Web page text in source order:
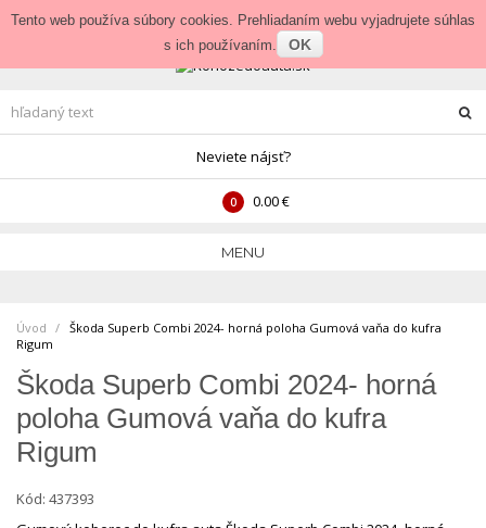
Prihlásenie • Veľkoobchod
Neviete nájsť?
0 0.00 €
MENU
Úvod
Škoda Superb Combi 2024- horná poloha Gumová vaňa do kufra
Rigum
Škoda Superb Combi 2024- horná
poloha Gumová vaňa do kufra
Rigum
Kód: 437393
Tento web používa súbory cookies. Prehliadaním webu vyjadrujete súhlas
s ich používaním.
OK